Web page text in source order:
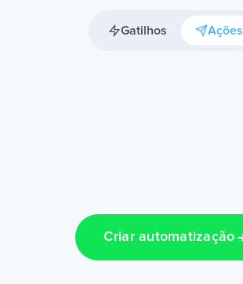
Gatilhos Ações
Criar automatização